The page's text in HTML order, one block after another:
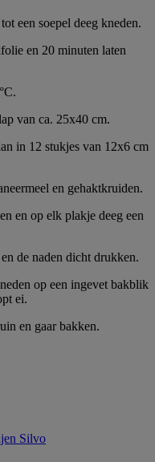
een soepel deeg kneden.
en 20 minuten laten
van ca. 25x40 cm.
in 12 stukjes van 12x6 cm
en gehaktkruiden.
en op elk plakje deeg een
de naden dicht drukken.
op een ingevet bakblik
ei.
en gaar bakken.
Silvo